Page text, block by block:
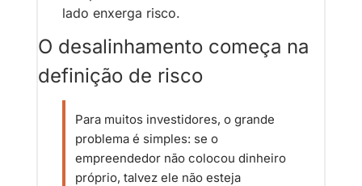
lado enxerga risco.
O desalinhamento começa na
definição de risco
Para muitos investidores, o grande
problema é simples: se o
empreendedor não colocou dinheiro
próprio, talvez ele não esteja